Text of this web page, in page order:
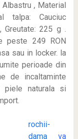
Albastru , Material
talpa: Cauciuc
Greutate: 225 g .
peste 249 RON
sau in locker. la
perioadedin
de incaltaminte
piele naturala si
rochii-
damava